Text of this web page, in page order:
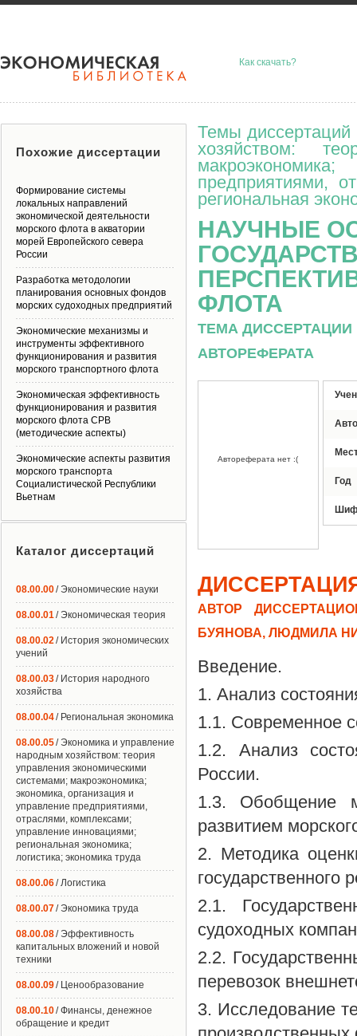
Как скачать?
Темы диссертаций
хозяйством:
предприятиями,
региональная
НАУЧНЫЕ
ФЛОТА
ТЕМА
АВТОРЕФЕРАТА
Автореферата нет :(
Год
АВТОР
БУЯНОВА, ЛЮДМИЛА
Введение.
1. Анализ
1.1. Современное
1.2. Анализ
России.
1.3. Обобщение
развитием
2. Методика
государственного
2.1.
судоходных
2.2.
перевозок
3. Исследование
Похожие диссертации
Формирование системы
локальных направлений
экономической деятельности
морского флота в акватории
морей Европейского севера
России
Разработка методологии
планирования основных фондов
морских судоходных предприятий
Экономические механизмы и
инструменты эффективного
функционирования и развития
морского транспортного флота
Экономическая эффективность
функционирования и развития
морского флота СРВ
(методические аспекты)
Экономические аспекты развития
морского транспорта
Социалистической Республики
Вьетнам
Каталог диссертаций
08.00.00/ Экономические науки
08.00.01/ Экономическая теория
08.00.02/ История экономических
учений
08.00.03/ История народного
хозяйства
08.00.04/ Региональная экономика
08.00.05/ Экономика и управление
народным хозяйством: теория
управления экономическими
системами; макроэкономика;
экономика, организация и
управление предприятиями,
отраслями, комплексами;
управление инновациями;
региональная экономика;
логистика; экономика труда
08.00.06/ Логистика
08.00.07/ Экономика труда
08.00.08/ Эффективность
капитальных вложений и новой
техники
08.00.09/ Ценообразование
08.00.10/ Финансы, денежное
обращение и кредит